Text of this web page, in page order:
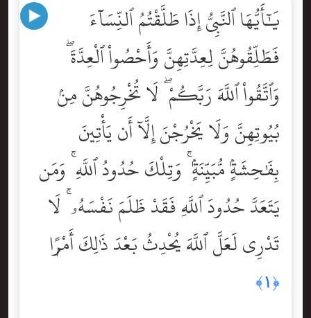
يَٰٓأَيُّهَا ٱلنَّبِىُّ إِذَا طَلَّقْتُمُ ٱلنِّسَآءَ
فَطَلِّقُوهُنَّ لِعِدَّتِهِنَّ وَأَحْصُواْ ٱلْعِدَّةَ ۖ
وَٱتَّقُواْ ٱللَّهَ رَبَّكُمْ ۖ لَا تُخْرِجُوهُنَّ مِنۢ
بُيُوتِهِنَّ وَلَا يَخْرُجْنَ إِلَّآ أَن يَأْتِينَ
بِفَٰحِشَةٍۢ مُّبَيِّنَةٍۢ ۚ وَتِلْكَ حُدُودُ ٱللَّهِ ۚ وَمَن
يَتَعَدَّ حُدُودَ ٱللَّهِ فَقَدْ ظَلَمَ نَفْسَهُۥ ۚ لَا
تَدْرِى لَعَلَّ ٱللَّهَ يُحْدِثُ بَعْدَ ذَٰلِكَ أَمْرًۭا
﴿١﴾